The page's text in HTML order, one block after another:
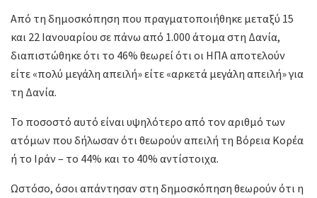
Από τη δημοσκόπηση που πραγματοποιήθηκε μεταξύ 15
και 22 Ιανουαρίου σε πάνω από 1.000 άτομα στη Δανία,
διαπιστώθηκε ότι το 46% θεωρεί ότι οι ΗΠΑ αποτελούν
είτε «πολύ μεγάλη απειλή» είτε «αρκετά μεγάλη απειλή» για
τη Δανία.
Το ποσοστό αυτό είναι υψηλότερο από τον αριθμό των
ατόμων που δήλωσαν ότι θεωρούν απειλή τη Βόρεια Κορέα
ή το Ιράν – το 44% και το 40% αντίστοιχα.
Ωστόσο, όσοι απάντησαν στη δημοσκόπηση θεωρούν ότι η